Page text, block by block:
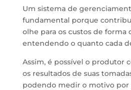
Um sistema de
fundamental porque
olhe para os custos de forma
entendendo o quanto cada
Assim, é possível o produtor
os resultados de suas
podendo medir o motivo